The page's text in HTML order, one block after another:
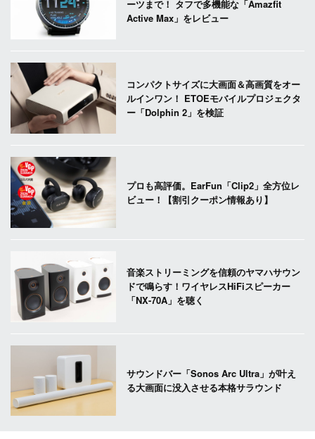
ーツまで！ タフで多機能な「Amazfit
Active Max」をレビュー
コンパクトサイズに大画面＆高画質をオー
ルインワン！ ETOEモバイルプロジェクタ
ー「Dolphin 2」を検証
プロも高評価。EarFun「Clip2」全方位レ
ビュー！【割引クーポン情報あり】
音楽ストリーミングを信頼のヤマハサウン
ドで鳴らす！ワイヤレスHiFiスピーカー
「NX-70A」を聴く
サウンドバー「Sonos Arc Ultra」が叶え
る大画面に没入させる本格サラウンド